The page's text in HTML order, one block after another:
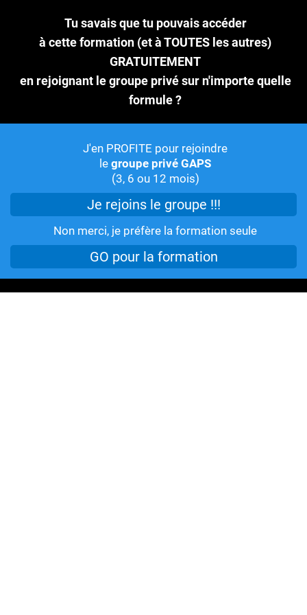
Tu savais que tu pouvais accéder
à cette formation (et à TOUTES les autres)
GRATUITEMENT
en rejoignant le groupe privé sur n'importe quelle
formule ?
J'en PROFITE pour rejoindre
le groupe privé GAPS
(3, 6 ou 12 mois)
Je rejoins le groupe !!!
Non merci, je préfère la formation seule
GO pour la formation